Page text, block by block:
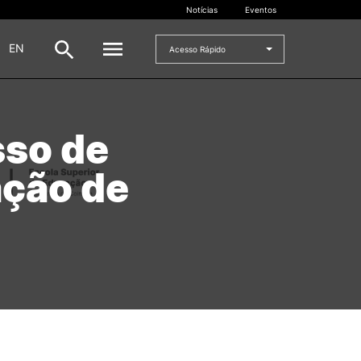
Formulários
Artes Visuais
Recursos
Notícias Eventos
EN Acesso Rápido
de
de